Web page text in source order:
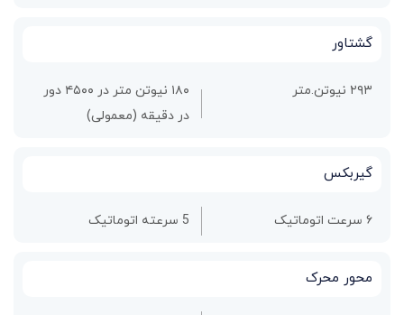
گشتاور
۲۹۳ نیوتن.متر
۱۸۰ نیوتن متر در ۴۵۰۰ دور
در دقیقه (معمولی)
گیربکس
۶ سرعت اتوماتیک 5 سرعته اتوماتیک
محور محرک